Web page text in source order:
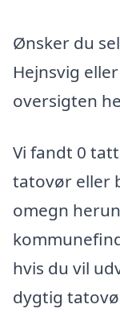
Ønsker du
Hejnsvig
oversigten
Vi fandt 0
tatovør eller
omegn
hvis du vil
dygtig